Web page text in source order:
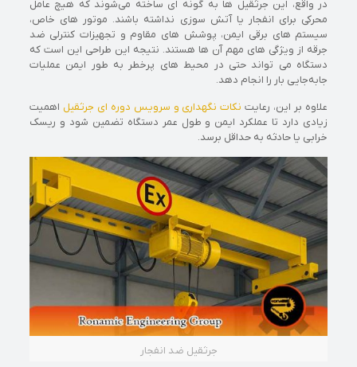
در واقع، این جرثقیل‌ ها به گونه‌ ای ساخته می‌شوند که هیچ عامل
محرکی برای انفجار یا آتش‌ سوزی نداشته باشند. موتور های خاص،
سیستم‌ های برقی ایمن، پوشش‌ های مقاوم و تجهیزات کنترلی ضد
جرقه از ویژگی‌ های مهم آن‌ ها هستند. نتیجه این طراحی این است که
دستگاه می‌ تواند حتی در محیط‌ های پرخطر به طور ایمن عملیات
جابه‌جایی بار را انجام دهد.
علاوه بر این، رعایت نکات نگهداری و سرویس دوره‌ ای جرثقیل اهمیت
زیادی دارد تا عملکرد ایمن و طول عمر دستگاه تضمین شود و ریسک
خرابی یا حادثه به حداقل برسد.
جرثقیل ضد انفجار